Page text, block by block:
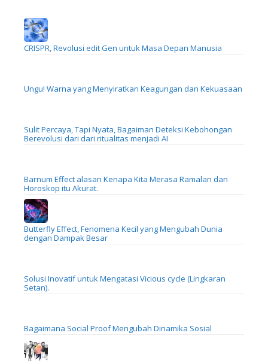
CRISPR, Revolusi edit Gen untuk Masa Depan Manusia
Ungu! Warna yang Menyiratkan Keagungan dan Kekuasaan
Sulit Percaya, Tapi Nyata, Bagaiman Deteksi Kebohongan
Berevolusi dari dari ritualitas menjadi AI
Barnum Effect alasan Kenapa Kita Merasa Ramalan dan
Horoskop itu Akurat.
Butterfly Effect, Fenomena Kecil yang Mengubah Dunia
dengan Dampak Besar
Solusi Inovatif untuk Mengatasi Vicious cycle (Lingkaran
Setan).
Bagaimana Social Proof Mengubah Dinamika Sosial